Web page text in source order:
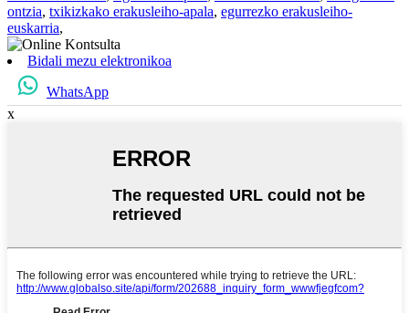
ontzia, txikizkako erakusleiho-apala, egurrezko erakusleiho-
euskarria,
Bidali mezu elektronikoa
WhatsApp
x